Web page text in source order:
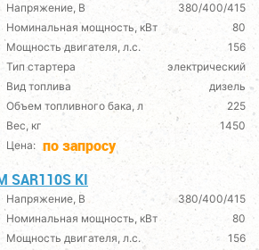
Напряжение, В
380/400/415
Номинальная мощность, кВт
80
Мощность двигателя, л.с.
156
Тип стартера
электрический
Вид топлива
дизель
Объем топливного бака, л
225
Вес, кг
1450
Цена: по запросу
SAR110S KI
Напряжение, В
380/400/415
Номинальная мощность, кВт
80
Мощность двигателя, л.с.
156